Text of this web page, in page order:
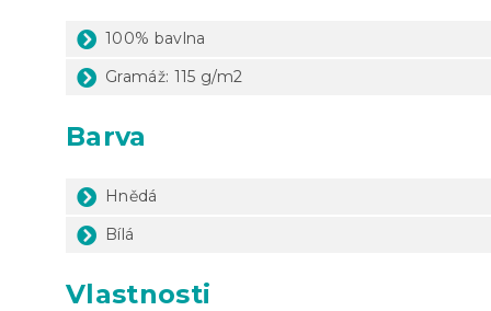
100% bavlna
Gramáž: 115 g/m2
Barva
Hnědá
Bílá
Vlastnosti